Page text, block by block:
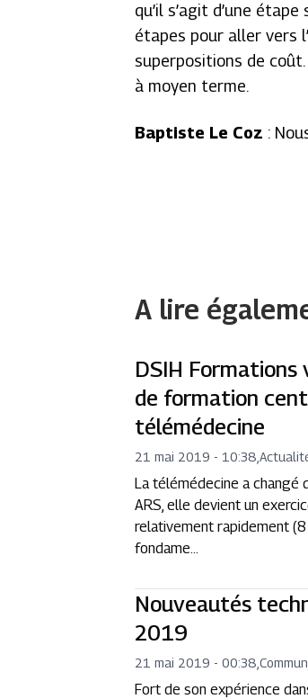
qu’il s’agit d’une
étapes pour aller vers
superpositions de
à moyen terme.
Baptiste Le Coz :
A lire
DSIH Formations
de formation
télémédecine
21 mai 2019 - 10:38 ,
La télémédecine a changé
ARS, elle devient un
relativement rapidement
fondame...
Nouveautés
2019
21 mai 2019 - 00:38 ,
Fort de son expérience